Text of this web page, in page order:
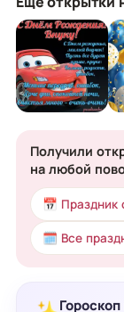
Получили
на любой
📅 Праздник
🗓 Все